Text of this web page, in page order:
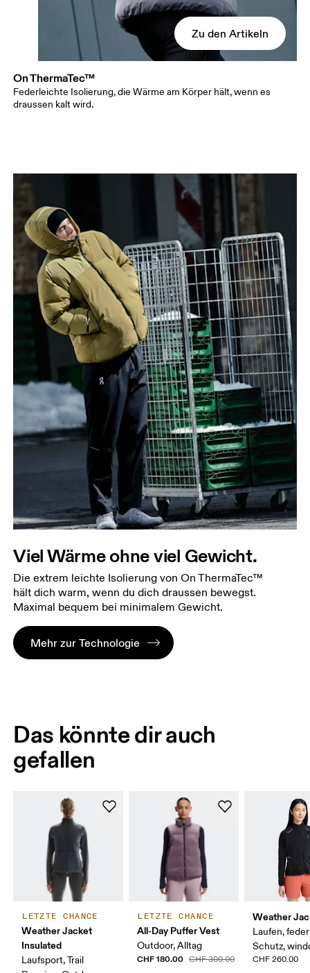
Zu den Artikeln
On ThermaTec™
Federleichte Isolierung, die Wärme am Körper hält, wenn es
draussen kalt wird.
Viel Wärme ohne viel Gewicht.
Die extrem leichte Isolierung von On ThermaTec™
hält dich warm, wenn du dich draussen bewegst.
Maximal bequem bei minimalem Gewicht.
Mehr zur Technologie
Das könnte dir auch
gefallen
LETZTE CHANCE
Weather Jacket
Insulated
Laufsport, Trail
LETZTE CHANCE
All-Day Puffer Vest
Outdoor, Alltag
CHF 180.00 CHF 300.00
Weather
Laufen,
Schutz,
CHF 260.00